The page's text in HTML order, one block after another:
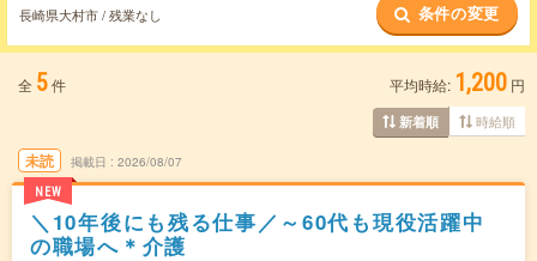
長崎県大村市 / 残業なし 条件の変更
全 5件 平均時給: 1,200 円
新着順 時給順
未読
NEW
掲載日 2026/08/07
＼10年後にも残る仕事／～60代も現役活躍中
の職場へ＊介護